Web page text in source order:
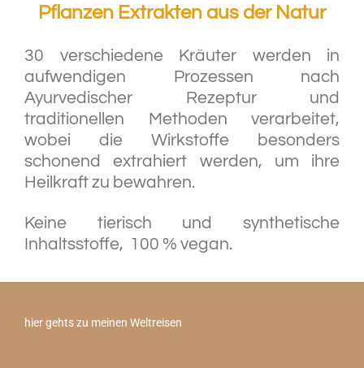
Pflanzen Extrakten aus der Natur
30 verschiedene Kräuter werden in
aufwendigen Prozessen nach
Ayurvedischer Rezeptur und
traditionellen Methoden verarbeitet,
wobei die Wirkstoffe besonders
schonend extrahiert werden, um ihre
Heilkraft zu bewahren.
Keine tierisch und synthetische
Inhaltsstoffe, 100 % vegan.
hier gehts zu meinen Weltreisen